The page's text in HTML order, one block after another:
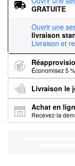
GRATUITE
Ouvrir une
livraison
Livraison et
Économisez 5
Livraison le
Achat en
Recevez-la